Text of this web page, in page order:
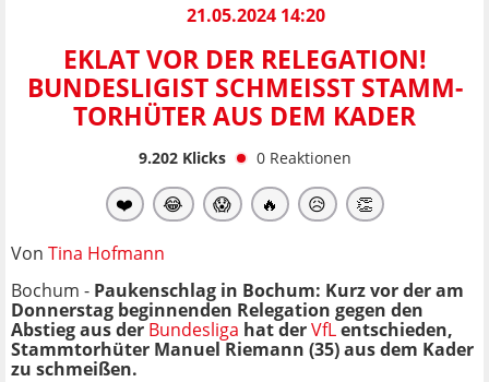
21.05.2024 14:20
EKLAT VOR DER RELEGATION!
BUNDESLIGIST SCHMEISST STAMM-T
ORHÜTER AUS DEM KADER
9.202Klicks 0 Reaktionen
❤️ 😂 😱 🔥 😥 👏
Von Tina Hofmann
Bochum - Paukenschlag in Bochum: Kurz vor der am
Donnerstag beginnenden Relegation gegen den
Abstieg aus der Bundesliga hat derVfLentschieden,
Stammtorhüter Manuel Riemann (35) aus dem Kader
zu schmeißen.